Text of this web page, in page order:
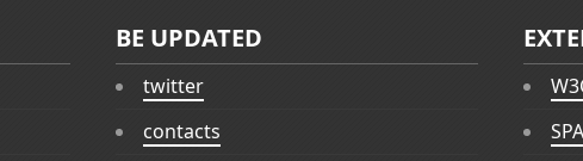
BE UPDATED
twitter
contacts